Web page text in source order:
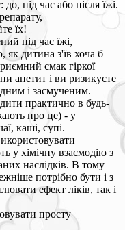
під час або після їжі.
їх!
під час їжі,
як дитина з'їв хоча б
смак гіркої
апетит і ви ризикуєте
і засмученим.
практично в будь-
про це) - у
каші, супі.
у хімічну взаємодію з
наслідків. В тому
потрібно бути і з
ефект ліків, так і
просту